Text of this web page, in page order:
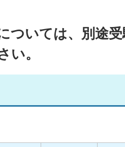
ついては、別途
い。